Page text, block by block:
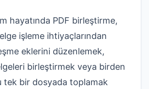
hayatında PDF birleştirme,
işleme ihtiyaçlarından
eklerini düzenlemek,
birleştirmek veya birden
tek bir dosyada toplamak